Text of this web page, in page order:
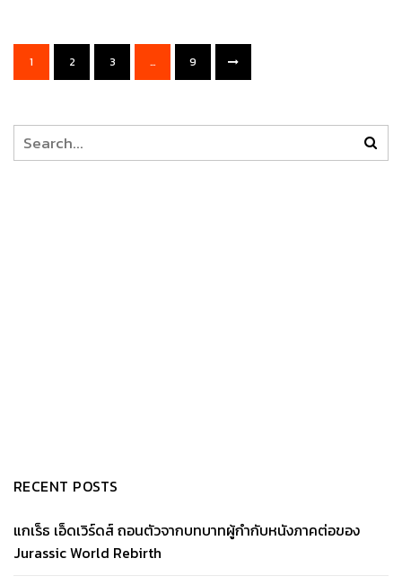
1 2 3 … 9
RECENT POSTS
แกเร็ธ เอ็ดเวิร์ดส์ ถอนตัวจากบทบาทผู้กำกับหนังภาคต่อของ
Jurassic World Rebirth